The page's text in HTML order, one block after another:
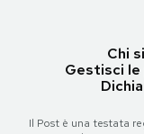
Chi
Gestisci
Il Post è una testata